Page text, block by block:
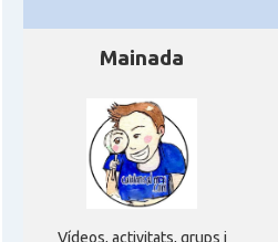
Mainada
Ví­deos, activitats, grups i